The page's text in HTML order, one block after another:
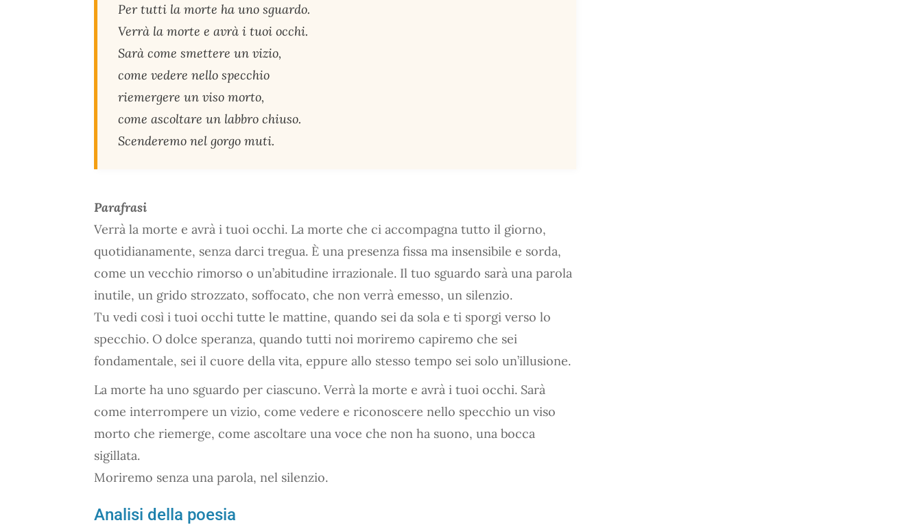
Per tutti la morte ha uno sguardo.
Verrà la morte e avrà i tuoi occhi.
Sarà come smettere un vizio,
come vedere nello specchio
riemergere un viso morto,
come ascoltare un labbro chiuso.
Scenderemo nel gorgo muti.
Parafrasi
Verrà la morte e avrà i tuoi occhi. La morte che ci accompagna tutto il giorno,
quotidianamente, senza darci tregua. È una presenza fissa ma insensibile e sorda,
come un vecchio rimorso o un’abitudine irrazionale. Il tuo sguardo sarà una parola
inutile, un grido strozzato, soffocato, che non verrà emesso, un silenzio.
Tu vedi così i tuoi occhi tutte le mattine, quando sei da sola e ti sporgi verso lo
specchio. O dolce speranza, quando tutti noi moriremo capiremo che sei
fondamentale, sei il cuore della vita, eppure allo stesso tempo sei solo un’illusione.
La morte ha uno sguardo per ciascuno. Verrà la morte e avrà i tuoi occhi. Sarà
come interrompere un vizio, come vedere e riconoscere nello specchio un viso
morto che riemerge, come ascoltare una voce che non ha suono, una bocca
sigillata.
Moriremo senza una parola, nel silenzio.
Analisi della poesia